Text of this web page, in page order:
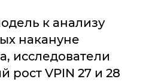
к анализу
накануне
исследователи
рост VPIN 27 и 28